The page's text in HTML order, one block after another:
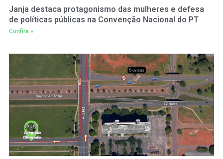
Janja destaca protagonismo das mulheres e defesa
de políticas públicas na Convenção Nacional do PT
Confira »